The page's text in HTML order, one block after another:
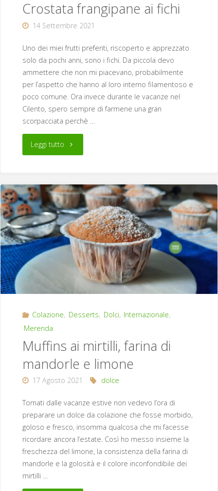
Crostata frangipane ai fichi
14 Settembre 2021
Uno dei miei frutti preferiti, riscoperto e apprezzato
solo da pochi anni, sono i fichi. Da piccola devo
ammettere che non mi piacevano, probabilmente
per l’aspetto che hanno al loro interno filamentoso e
poco comune. Ora invece durante le vacanze nel
Cilento, spero sempre di farmene una gran
scorpacciata perchè …
Leggi tutto"Crostata
ai
fichi"
Colazione, Desserts, Dolci, Internazionale,
Merenda
Muffins ai mirtilli, farina di
mandorle e limone
17 Agosto 2021 dolce
Tornati dalle vacanze estive non vedevo l’ora di
preparare un dolce da colazione che fosse morbido,
goloso e fresco, insomma qualcosa che mi facesse
ricordare ancora l’estate. Così ho messo insieme la
freschezza del limone, la consistenza della farina di
mandorle e la golosità e il colore inconfondibile dei
mirtilli …